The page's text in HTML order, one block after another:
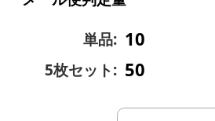
単品: 10
5枚セット: 50